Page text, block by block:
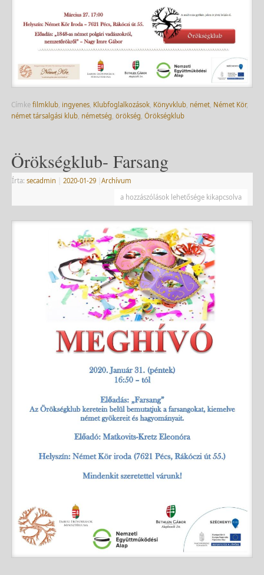
Címke filmklub, ingyenes, Klubfoglalkozások, Könyvklub, német, Német Kör,
német társalgási klub, németség örökség Örökségklub
Örökségklub- Farsang
Írta: secadmin 2020-01-29
Archívum
a hozzászólások lehetősége kikapcsolva